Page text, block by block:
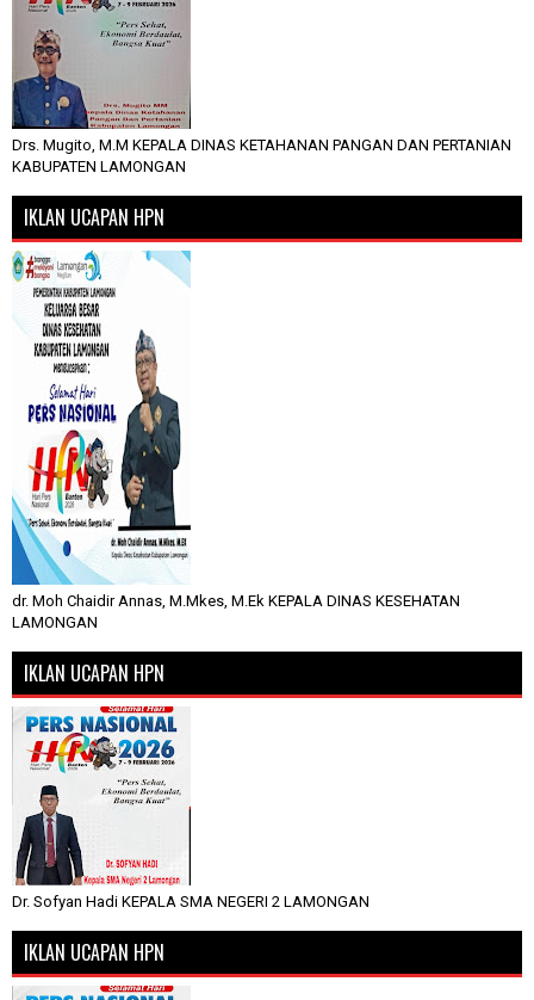
Drs. Mugito, M.M KEPALA DINAS KETAHANAN PANGAN DAN PERTANIAN
KABUPATEN LAMONGAN
IKLAN UCAPAN HPN
dr. Moh Chaidir Annas, M.Mkes, M.Ek KEPALA DINAS KESEHATAN
LAMONGAN
IKLAN UCAPAN HPN
Dr. Sofyan Hadi KEPALA SMA NEGERI 2 LAMONGAN
IKLAN UCAPAN HPN